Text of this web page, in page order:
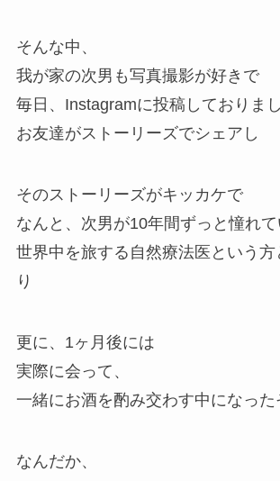
そんな中、
我が家の次男も写真撮影が好きで
毎日、Instagramに投稿しておりま
お友達がストーリーズでシェアし
そのストーリーズがキッカケで
なんと、次男が10年間ずっと憧れて
世界中を旅する自然療法医という
り
更に、1ヶ月後には
実際に会って、
一緒にお酒を酌み交わす中になった
なんだか、